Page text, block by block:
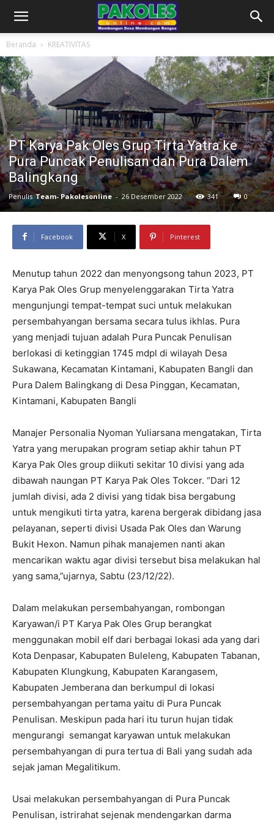
Beranda KREATIVITAS
PT Karya Pak Oles Grup Tirta Yatra ke
Pura Puncak Penulisan dan Pura Dalem
Balingkang
Penulis Team- Pakolesonline - 26 Desember 2022 341 0
Facebook X Pinterest
Menutup tahun 2022 dan menyongsong tahun 2023, PT
Karya Pak Oles Grup menyelenggarakan Tirta Yatra
mengunjungi tempat-tempat suci untuk melakukan
persembahyangan bersama secara tulus ikhlas. Pura
yang menjadi tujuan adalah Pura Puncak Penulisan
berlokasi di ketinggian 1745 mdpl di wilayah Desa
Sukawana, Kecamatan Kintamani, Kabupaten Bangli dan
Pura Dalem Balingkang di Desa Pinggan, Kecamatan,
Kintamani, Kabupaten Bangli
Manajer Personalia Nyoman Yuliarsana mengatakan, Tirta
Yatra yang merupakan program setiap akhir tahun PT
Karya Pak Oles group diikuti sekitar 10 divisi yang ada
dibawah naungan PT Karya Pak Oles Tokcer. “Dari 12
jumlah divisi, ada 2 divisi yang tidak bisa bergabung
untuk mengikuti tirta yatra, karena bergerak dibidang jasa
pelayanan, seperti divisi Usada Pak Oles dan Warung
Bukit Hexon. Namun pihak manajemen nanti akan
mencarikan waktu agar divisi tersebut bisa melakukan hal
yang sama,”ujarnya, Sabtu (23/12/22).
Dalam melakukan persembahyangan, rombongan
Karyawan/i PT Karya Pak Oles Grup berangkat
menggunakan mobil elf dari berbagai lokasi ada yang dari
Kota Denpasar, Kabupaten Buleleng, Kabupaten Tabanan,
Kabupaten Klungkung, Kabupaten Karangasem,
Kabupaten Jemberana dan berkumpul di lokasi
persembahyangan pertama yaitu di Pura Puncak
Penulisan. Meskipun pada hari itu turun hujan tidak
mengurangi semangat karyawan untuk melakukan
persembahyangan di pura tertua di Bali yang sudah ada
sejak jaman Megalitikum.
Usai melakukan persembahyangan di Pura Puncak
Penulisan, istrirahat sejenak mendengarkan darma